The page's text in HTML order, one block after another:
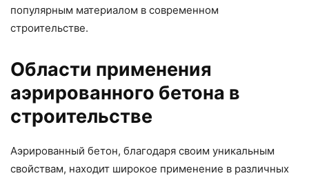
популярным материалом в современном
строительстве.
Области применения
аэрированного бетона в
строительстве
Аэрированный бетон, благодаря своим уникальным
свойствам, находит широкое применение в различных